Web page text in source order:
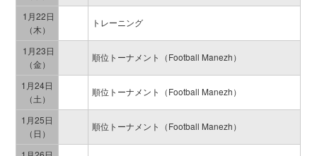
1月22日
（木）
トレーニング
1月23日
（金）
順位トーナメント（Football Manezh）
1月24日
（土）
順位トーナメント（Football Manezh）
1月25日
（日）
順位トーナメント（Football Manezh）